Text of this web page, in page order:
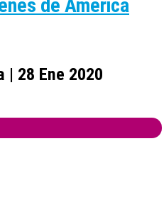
de América
| 28 Ene 2020